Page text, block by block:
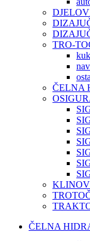
TRO-
ČELNA
ČELNA